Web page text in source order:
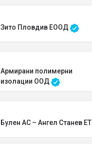
Зито Пловдив ЕООД
Армирани полимерни
изолации ООД
Булен АС – Ангел Станев ЕТ